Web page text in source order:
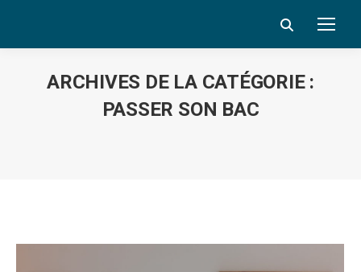
Search:
ARCHIVES DE LA CATÉGORIE :
PASSER SON BAC